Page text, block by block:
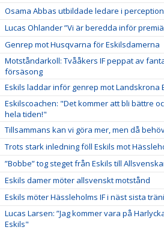
Osama Abbas utbildade ledare i perception
Lucas Ohlander ”Vi är beredda inför
Genrep mot Husqvarna för Eskilsdamerna
Motståndarkoll: Tvååkers IF peppat av
försäsong
Eskils laddar inför genrep mot Landskrona
Eskilscoachen: "Det kommer att bli bättre
hela tiden!"
Tillsammans kan vi göra mer, men då
Trots stark inledning föll Eskils mot
”Bobbe” tog steget från Eskils till
Eskils damer möter allsvenskt motstånd
Eskils möter Hässleholms IF i näst sista
Lucas Larsen: ”Jag kommer vara på
Eskils"